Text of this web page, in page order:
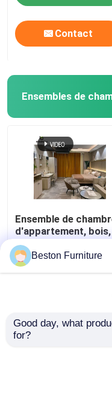
Contact
Ensembles de
Ensemble de
d'appartement, bois,
ensemble de
de chambre d'hôtel 5
étoiles
meilleur prix
Beston Furniture
Good day, what
for?